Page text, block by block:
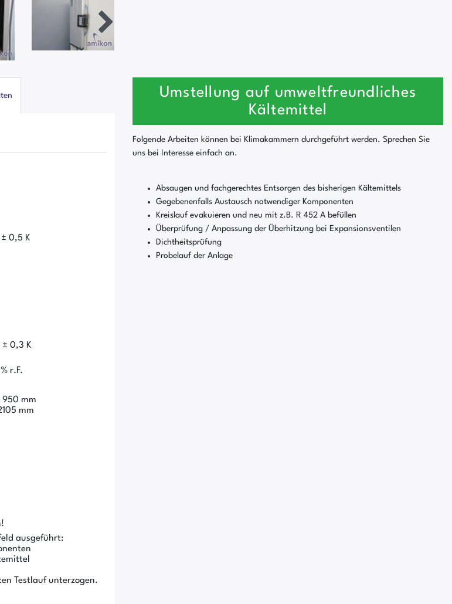
0,5 K
0,3 K
r.F.
950 mm
mm
ausgeführt:
Testlauf unterzogen.
Umstellung auf umweltfreundliches
Kältemittel
Folgende Arbeiten können bei Klimakammern durchgeführt werden. Sprechen Sie
uns bei Interesse einfach an.
Absaugen und fachgerechtes Entsorgen des bisherigen Kältemittels
Gegebenenfalls Austausch notwendiger Komponenten
Kreislauf evakuieren und neu mit z.B. R 452 A befüllen
Überprüfung / Anpassung der Überhitzung bei Expansionsventilen
Dichtheitsprüfung
Probelauf der Anlage